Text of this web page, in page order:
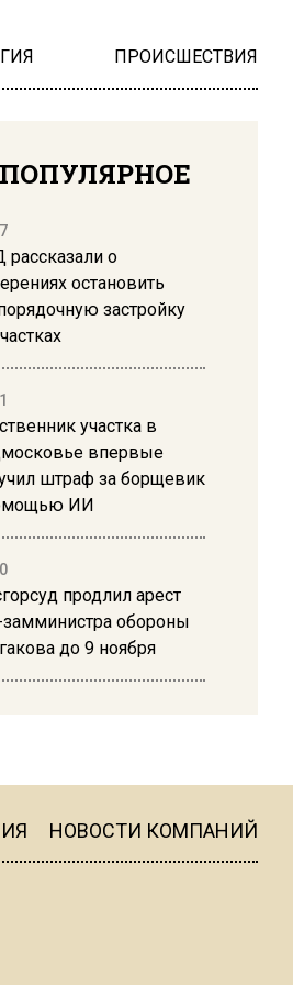
ПРОИСШЕСТВИЯ
ПОПУЛЯРНОЕ
рассказали о
остановить
застройку
участка в
впервые
штраф за борщевик
ИИ
продлил арест
замминистра обороны
до 9 ноября
НОВОСТИ КОМПАНИЙ